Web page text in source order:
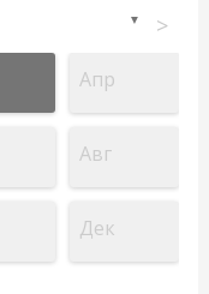
▼ >
Апр
Авг
Дек